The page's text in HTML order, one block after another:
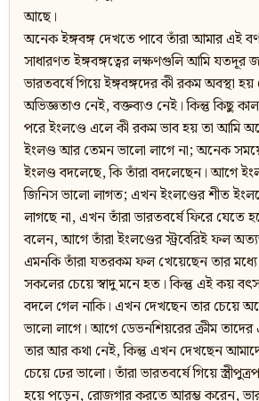
আছে।
অনেক ইঙ্গবঙ্গ দেখতে পাবে তাঁরা আমার এই
সাধারণত ইঙ্গবঙ্গত্বের লক্ষণগুলি আমি যতদূর
ভারতবর্ষে গিয়ে ইঙ্গবঙ্গদের কী রকম অবস্থা
অভিজ্ঞতাও নেই, বক্তব্যও নেই। কিন্তু কিছু
পরে ইংলণ্ডে এলে কী রকম ভাব হয় তা আমি
ইংলণ্ড আর তেমন ভালো লাগে না; অনেক
ইংলণ্ড বদলেছে, কি তাঁরা বদলেছেন। আগে
জিনিস ভালো লাগত; এখন ইংলণ্ডের শীত
লাগছে না, এখন তাঁরা ভারতবর্ষে ফিরে যেতে
বলেন, আগে তাঁরা ইংলণ্ডের স্ট্রবেরিই ফল
এমনকি তাঁরা যতরকম ফল খেয়েছেন তার মধ্যে
সকলের চেয়ে স্বাদু মনে হত। কিন্তু এই কয়
বদলে গেল নাকি। এখন দেখছেন তার চেয়ে
ভালো লাগে। আগে ডেভনশিয়রের ক্রীম
তার আর কথা নেই, কিন্তু এখন দেখছেন
চেয়ে ঢের ভালো। তাঁরা ভারতবর্ষে গিয়ে
হয়ে পড়েন, রোজগার করতে আরম্ভ করেন,